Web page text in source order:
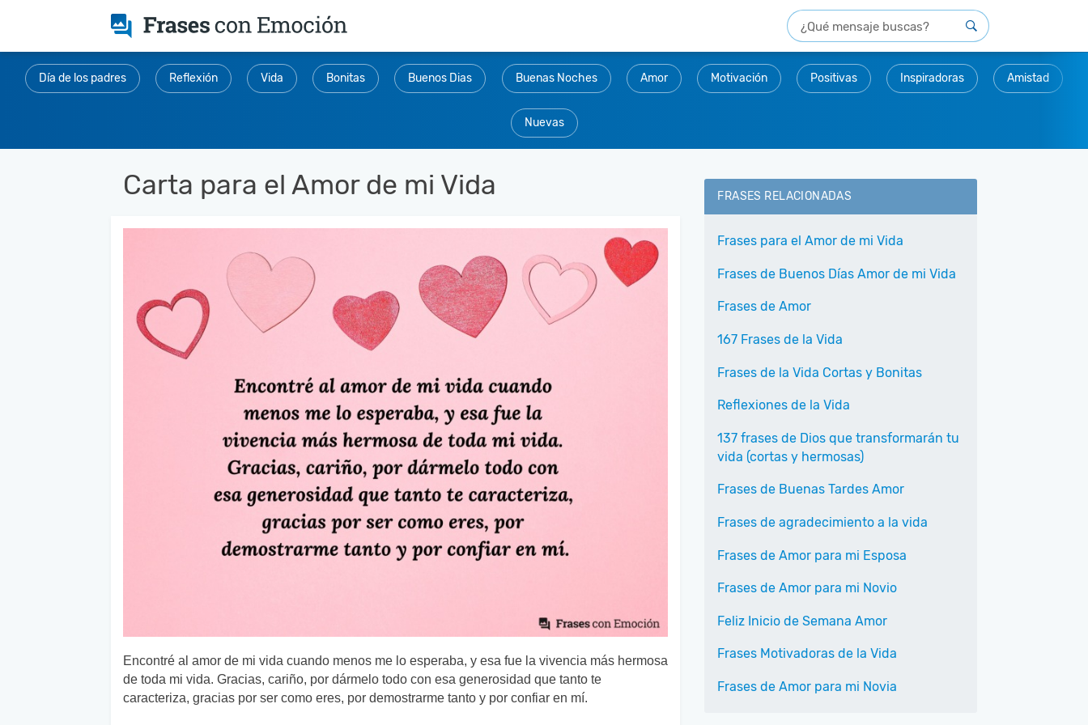
Día de los padres Reflexión Vida Bonitas Buenos Dias Buenas Noches Amor Motivación Positivas Inspiradoras Amistad
Nuevas
Carta para el Amor de mi Vida
Encontré al amor de mi vida cuando menos me lo esperaba, y esa fue la vivencia más hermosa
de toda mi vida. Gracias, cariño, por dármelo todo con esa generosidad que tanto te
caracteriza, gracias por ser como eres, por demostrarme tanto y por confiar en mí.
FRASES RELACIONADAS
Frases para el Amor de mi Vida
Frases de Buenos Días Amor de mi Vida
Frases de Amor
167 Frases de la Vida
Frases de la Vida Cortas y Bonitas
Reflexiones de la Vida
137 frases de Dios que transformarán tu
vida (cortas y hermosas)
Frases de Buenas Tardes Amor
Frases de agradecimiento a la vida
Frases de Amor para mi Esposa
Frases de Amor para mi Novio
Feliz Inicio de Semana Amor
Frases Motivadoras de la Vida
Frases de Amor para mi Novia